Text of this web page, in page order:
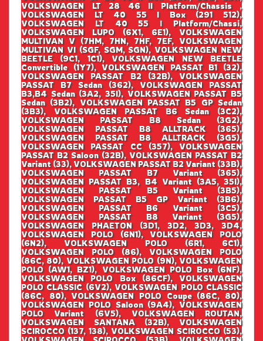
VOLKSWAGEN LT 28 46 II Platform/Chassis ,
VOLKSWAGEN LT 40 55 I Box (291 512),
VOLKSWAGEN LT 40 55 I Platform/Chassi,
VOLKSWAGEN LUPO (6X1, 6E1), VOLKSWAGEN
MULTIVAN V (7HM, 7HN, 7HF, 7EF, VOLKSWAGEN
MULTIVAN VI (SGF, SGM, SGN), VOLKSWAGEN NEW
BEETLE (9C1, 1C1), VOLKSWAGEN NEW BEETLE
Convertible (1Y7), VOLKSWAGEN PASSAT B1 (32),
VOLKSWAGEN PASSAT B2 (32B), VOLKSWAGEN
PASSAT B7 Sedan (362), VOLKSWAGEN PASSAT
B3,B4 Sedan (3A2, 35I), VOLKSWAGEN PASSAT B5
Sedan (3B2), VOLKSWAGEN PASSAT B5 GP Sedan
(3B3), VOLKSWAGEN PASSAT B6 Sedan (3C2),
VOLKSWAGEN PASSAT B8 Sedan (3G2),
VOLKSWAGEN PASSAT B8 ALLTRACK (365),
VOLKSWAGEN PASSAT B8 ALLTRACK (3G5),
VOLKSWAGEN PASSAT CC (357), VOLKSWAGEN
PASSAT B2 Saloon (32B), VOLKSWAGEN PASSAT B2
Variant (33), VOLKSWAGEN PASSAT B2 Variant (33B),
VOLKSWAGEN PASSAT B7 Variant (365),
VOLKSWAGEN PASSAT B3, B4 Variant (3A5, 35I),
VOLKSWAGEN PASSAT B5 Variant (3B5),
VOLKSWAGEN PASSAT B5 GP Variant (3B6),
VOLKSWAGEN PASSAT B6 Variant (3C5),
VOLKSWAGEN PASSAT B8 Variant (3G5),
VOLKSWAGEN PHAETON (3D1, 3D2, 3D3, 3D4,
VOLKSWAGEN POLO (6N1), VOLKSWAGEN POLO
(6N2), VOLKSWAGEN POLO (6R1, 6C1),
VOLKSWAGEN POLO (86), VOLKSWAGEN POLO
(86C, 80), VOLKSWAGEN POLO (9N), VOLKSWAGEN
POLO (AW1, BZ1), VOLKSWAGEN POLO Box (6NF),
VOLKSWAGEN POLO Box (86CF), VOLKSWAGEN
POLO CLASSIC (6V2), VOLKSWAGEN POLO CLASSIC
(86C, 80), VOLKSWAGEN POLO Coupe (86C, 80),
VOLKSWAGEN POLO Saloon (9A4), VOLKSWAGEN
POLO Variant (6V5), VOLKSWAGEN ROUTAN,
VOLKSWAGEN SANTANA (32B), VOLKSWAGEN
SCIROCCO (137, 138), VOLKSWAGEN SCIROCCO (53),